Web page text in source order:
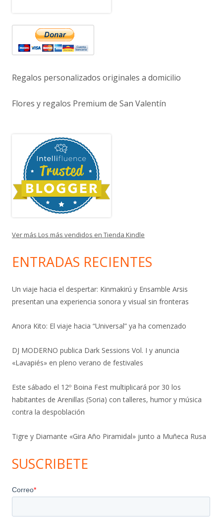
Regalos personalizados originales a domicilio
Flores y regalos Premium de San Valentín
Ver más Los más vendidos en Tienda Kindle
ENTRADAS RECIENTES
Un viaje hacia el despertar: Kinmakirú y Ensamble Arsis
presentan una experiencia sonora y visual sin fronteras
Anora Kito: El viaje hacia “Universal” ya ha comenzado
DJ MODERNO publica Dark Sessions Vol. I y anuncia
«Lavapiés» en pleno verano de festivales
Este sábado el 12º Boina Fest multiplicará por 30 los
habitantes de Arenillas (Soria) con talleres, humor y música
contra la despoblación
Tigre y Diamante «Gira Año Piramidal» junto a Muñeca Rusa
SUSCRIBETE